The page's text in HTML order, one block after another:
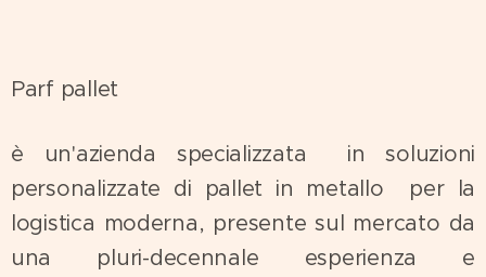
Parf pallet
è un'azienda specializzata in soluzioni
personalizzate di pallet in metallo per la
logistica moderna, presente sul mercato da
una pluri-decennale esperienza e